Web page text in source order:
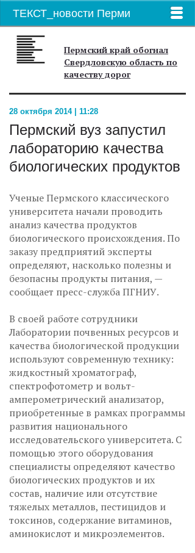
ТЕКСТ_новости Перми
Пермский край обогнал
Свердловскую область по
качеству дорог
28 октября 2014 | 11:28
Пермский вуз запустил
лабораторию качества
биологических продуктов
Ученые Пермского классического
университета начали проводить
анализ качества продуктов
биологического происхождения. По
заказу предприятий эксперты
определяют, насколько полезны и
безопасны продукты питания, —
сообщает пресс-служба ПГНИУ.
В своей работе сотрудники
Лаборатории почвенных ресурсов и
качества биологической продукции
используют современную технику:
жидкостный хроматограф,
спектрофотометр и вольт-
амперометрический анализатор,
приобретенные в рамках программы
развития национального
исследовательского университета. С
помощью этого оборудования
специалисты определяют качество
биологических продуктов и их
состав, наличие или отсутствие
тяжелых металлов, пестицидов и
токсинов, содержание витаминов,
аминокислот и микроэлементов.